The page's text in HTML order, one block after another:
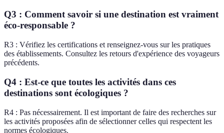
Q3 : Comment savoir si une destination est vraiment
éco-responsable ?
R3 : Vérifiez les certifications et renseignez-vous sur les pratiques
des établissements. Consultez les retours d'expérience des voyageurs
précédents.
Q4 : Est-ce que toutes les activités dans ces
destinations sont écologiques ?
R4 : Pas nécessairement. Il est important de faire des recherches sur
les activités proposées afin de sélectionner celles qui respectent les
normes écologiques.